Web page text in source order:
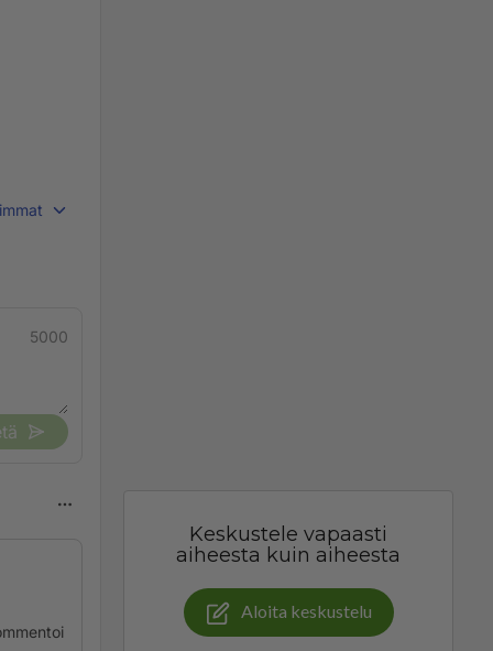
5000
Keskustele vapaasti
aiheesta kuin aiheesta
Aloita keskustelu